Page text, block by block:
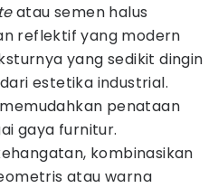
atau semen halus
reflektif yang modern
yang sedikit dingin
estetika industrial.
penataan
gaya furnitur.
kombinasikan
atau warna